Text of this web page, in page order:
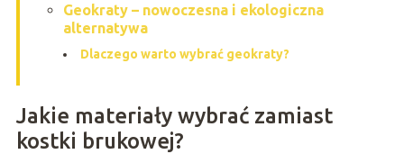
Geokraty – nowoczesna i ekologiczna
alternatywa
Dlaczego warto wybrać geokraty?
Jakie materiały wybrać zamiast
kostki brukowej?